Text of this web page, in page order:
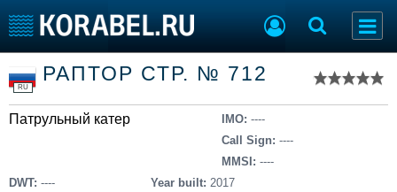
Тип судна
Добавить судно
Добавить проект
Последние 100
Пульс
Торговая площадка
Доска объявлений
RU
РАПТОР СТР. № 712
Патрульный катер IMO: ----
Call Sign: ----
MMSI: ----
DWT: ----
Year built: 2017